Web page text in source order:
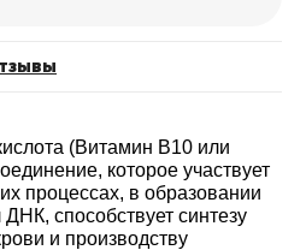
(Витамин В10 или
которое участвует
процессах, в образовании
способствует синтезу
и производству